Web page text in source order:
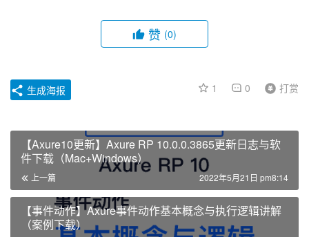
赞 (0)
1 0 打赏
生成海报
【Axure10更新】Axure RP 10.0.0.3865更新日志与软
件下载（Mac+Windows）
上一篇 2022年5月21日 pm8:14
【事件动作】Axure事件动作基本概念与执行逻辑讲解
（案例下载）